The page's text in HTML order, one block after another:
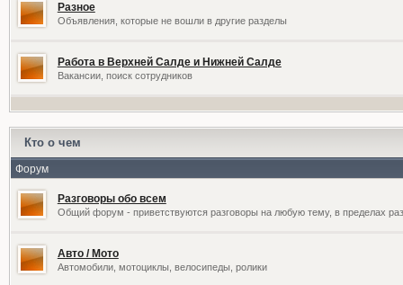
Разное
Объявления, которые не вошли в другие разделы
Работа в Верхней Салде и Нижней Салде
Вакансии, поиск сотрудников
Кто о чем
Форум
Разговоры обо всем
Общий форум - приветствуются разговоры на любую тему, в пределах
Авто / Мото
Автомобили, мотоциклы, велосипеды, ролики